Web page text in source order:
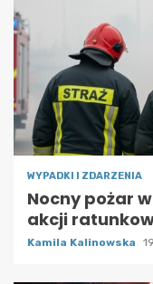
WYPADKI I ZDARZENIA
Nocny pożar
akcji
Kamila Kalinowska